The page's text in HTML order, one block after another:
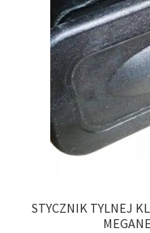
STYCZNIK TYLNEJ